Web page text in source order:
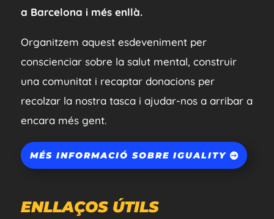
a Barcelona i més enllà.
Organitzem aquest esdeveniment per
conscienciar sobre la salut mental, construir
una comunitat i recaptar donacions per
recolzar la nostra tasca i ajudar-nos a arribar a
encara més gent.
MÉS INFORMACIÓ SOBRE IGUALITY
ENLLAÇOS ÚTILS